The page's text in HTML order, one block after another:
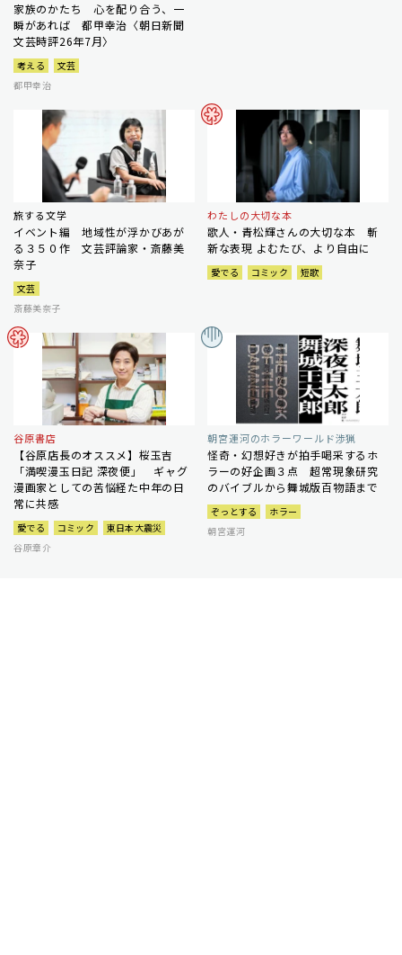
家族のかたち 心を配り合う、一
瞬があれば 都甲幸治〈朝日新聞
文芸時評26年7月〉
考える
文芸
都甲幸治
旅する文学
イベント編 地域性が浮かびあが
る３５０作 文芸評論家・斎藤美
奈子
文芸
斎藤美奈子
わたしの大切な本
歌人・青松輝さんの大切な本 斬
新な表現 よむたび、より自由に
愛でる コミック 短歌
谷原書店
【谷原店長のオススメ】桜玉吉
「満喫漫玉日記 深夜便」 ギャグ
漫画家としての苦悩経た中年の日
常に共感
愛でる コミック
東日本大震災
谷原章介
朝宮運河のホラーワールド渉猟
怪奇・幻想好きが拍手喝采するホ
ラーの好企画３点 超常現象研究
のバイブルから舞城版百物語まで
ぞっとする
ホラー
朝宮運河